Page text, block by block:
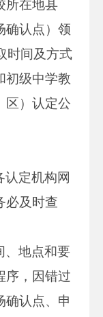
所在地县
确认点）领
时间及方式
初级中学教
区）认定公
认定机构网
必及时查
、地点和要
序，因错过
确认点、申